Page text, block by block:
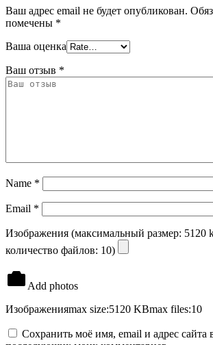
Ваш адрес email не будет опубликован.
помечены *
Ваша оценка
Ваш отзыв *
Name *
Email *
Изображения (максимальный размер: 5120
количество файлов: 10)
Add photos
Изображенияmax size:5120 KBmax files:10
Сохранить моё имя, email и адрес сайта